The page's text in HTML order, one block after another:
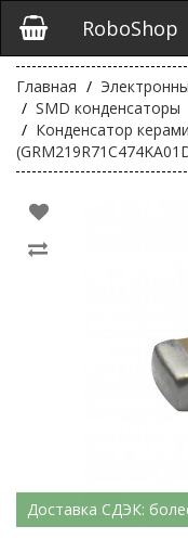
RoboShop
Главная
SMD конденсаторы
Конденсатор
Доставка СДЭК: